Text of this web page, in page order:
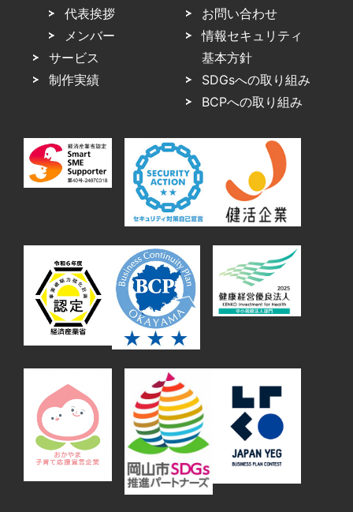
代表挨拶
メンバー
サービス
制作実績
お問い合わせ
情報セキュリティ
基本方針
SDGsへの取り組み
BCPへの取り組み